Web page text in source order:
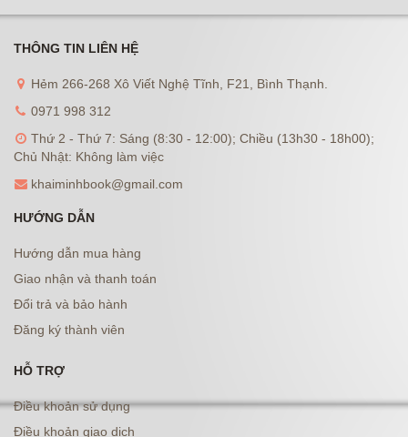
THÔNG TIN LIÊN HỆ
Hẻm 266-268 Xô Viết Nghệ Tĩnh, F21, Bình Thạnh.
0971 998 312
Thứ 2 - Thứ 7: Sáng (8:30 - 12:00); Chiều (13h30 - 18h00);
Chủ Nhật: Không làm việc
khaiminhbook@gmail.com
HƯỚNG DẪN
Hướng dẫn mua hàng
Giao nhận và thanh toán
Đổi trả và bảo hành
Đăng ký thành viên
HỖ TRỢ
Điều khoản sử dụng
Điều khoản giao dịch